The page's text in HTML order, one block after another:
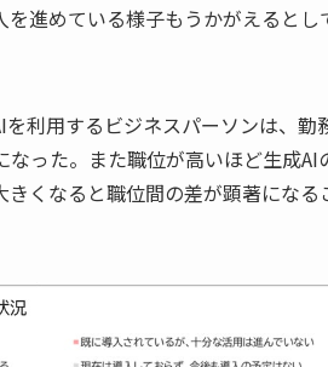
進めている様子もうかがえるとし
利用するビジネスパーソンは、勤
った。また職位が高いほど生成AI
くなると職位間の差が顕著になる